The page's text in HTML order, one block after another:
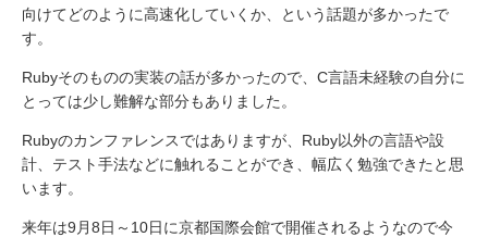
向けてどのように高速化していくか、という話題が多かったで
す。
Rubyそのものの実装の話が多かったので、C言語未経験の自分に
とっては少し難解な部分もありました。
Rubyのカンファレンスではありますが、Ruby以外の言語や設
計、テスト手法などに触れることができ、幅広く勉強できたと思
います。
来年は9月8日～10日に京都国際会館で開催されるようなので今